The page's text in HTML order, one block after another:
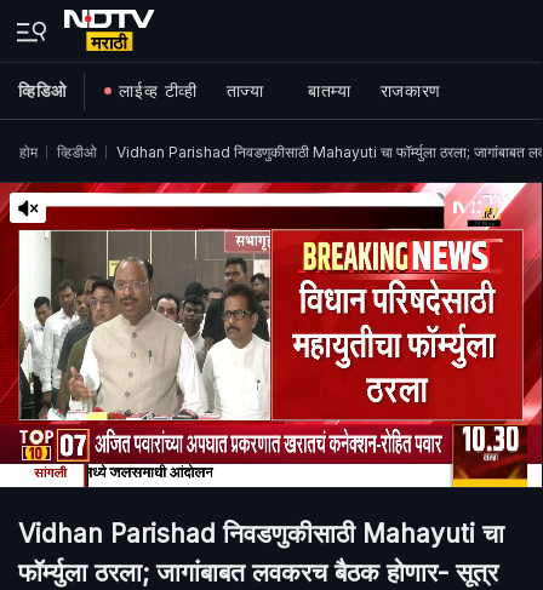
व्हिडिओ लाईव्ह टीव्ही ताज्या बातम्या राजकारण
होम व्हिडीओ Vidhan Parishad निवडणुकीसाठी Mahayuti चा फॉर्म्युला ठरला; जागांबाबत
Vidhan Parishad निवडणुकीसाठी Mahayuti चा
फॉर्म्युला ठरला; जागांबाबत लवकरच बैठक होणार- सूत्र